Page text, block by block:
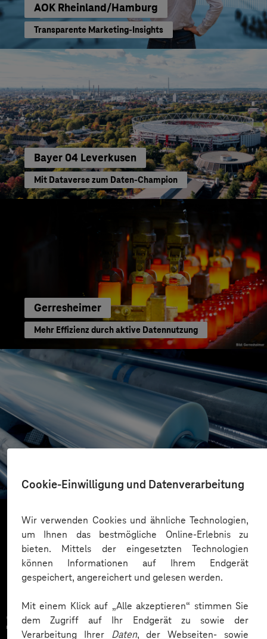
Cookie-Einwilligung und Datenverarbeitung
Wir verwenden Cookies und ähnliche Technologien,
um Ihnen das bestmögliche Online-Erlebnis zu
bieten. Mittels der eingesetzten Technologien
können Informationen auf Ihrem Endgerät
gespeichert, angereichert und gelesen werden.
Mit einem Klick auf „Alle akzeptieren“ stimmen Sie
dem Zugriff auf Ihr Endgerät zu sowie der
Verarbeitung Ihrer Daten, der Webseiten- sowie
AOK Rheinland/Hamburg
Transparente Marketing-Insights
Bayer 04 Leverkusen
Mit Dataverse zum Daten-Champion
Gerresheimer
Mehr Effizienz durch aktive Datennutzung
Von der Datenstrategie zur Datenplattform
Mehr laden
Zahlreiche Unternehmen